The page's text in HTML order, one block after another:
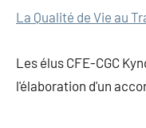
La Qualité de Vie au
Les élus CFE-CGC
l'élaboration d'un